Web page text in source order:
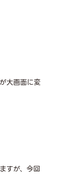
大画面に変
すが、今回